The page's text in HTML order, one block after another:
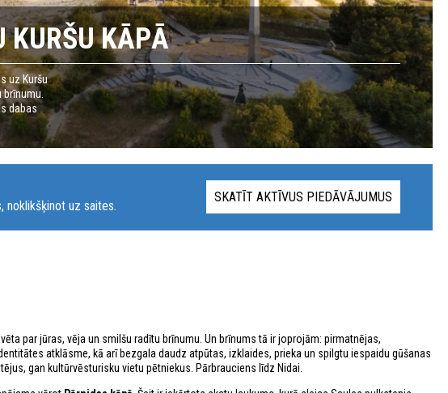
KURŠU KĀPĀ
uz Kuršu
dabas
SKATĪT AKTĪVUS PIEDĀVĀJUMUS
uz saites.
par jūras, vēja un smilšu radītu brīnumu. Un brīnums tā ir joprojām: pirmatnējas,
atklāsme, kā arī bezgala daudz atpūtas, izklaides, prieka un spilgtu iespaidu gūšanas
gan kultūrvēsturisku vietu pētniekus. Pārbrauciens līdz Nidai.